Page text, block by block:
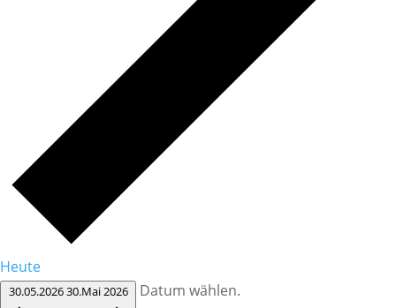
Heute
30.05.202630.Mai 2026 Datum wählen.